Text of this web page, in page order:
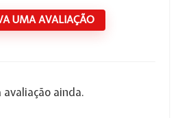
UMA AVALIAÇÃO
ainda.